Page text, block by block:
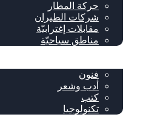
حركة المطار
شركات الطيران
مقابلات إغترابيّة
مناطق سياحيّة
فنون
أدب وشعر
كتب
تكنولوجيا